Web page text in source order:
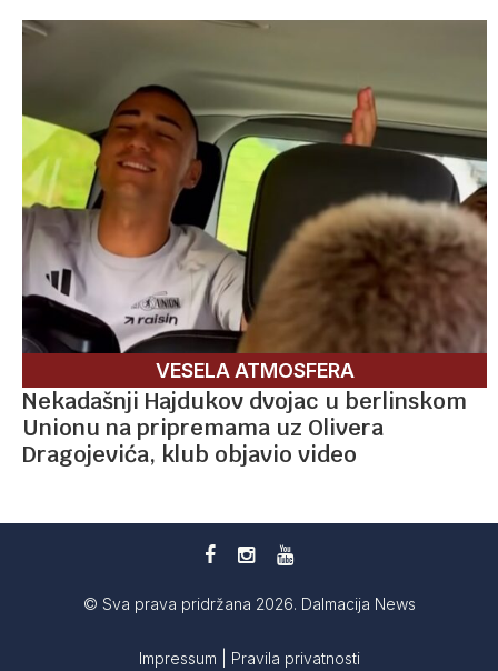
VESELA ATMOSFERA
Nekadašnji Hajdukov dvojac u berlinskom
Unionu na pripremama uz Olivera
Dragojevića, klub objavio video
© Sva prava pridržana 2026. Dalmacija News
Impressum Pravila privatnosti